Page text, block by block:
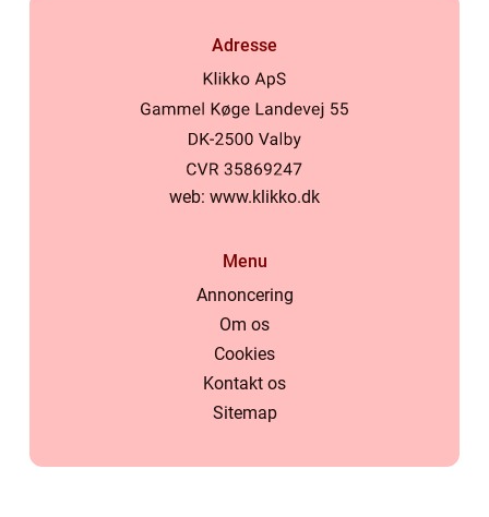
Adresse
web: www.klikko.dk
Menu
Annoncering
Om os
Cookies
Kontakt os
Sitemap